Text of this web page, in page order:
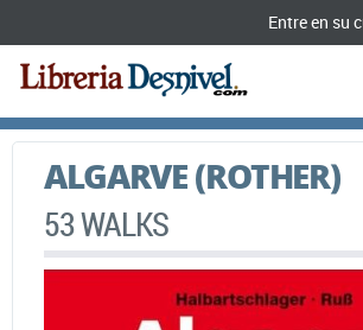
Entre en su
ALGARVE (ROTHER)
53 WALKS